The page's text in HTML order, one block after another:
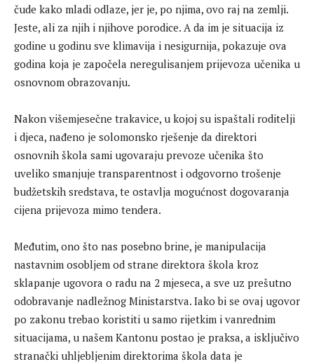
čude kako mladi odlaze, jer je, po njima, ovo raj na zemlji.
Jeste, ali za njih i njihove porodice. A da im je situacija iz
godine u godinu sve klimavija i nesigurnija, pokazuje ova
godina koja je započela neregulisanjem prijevoza učenika u
osnovnom obrazovanju.
Nakon višemjesečne trakavice, u kojoj su ispaštali roditelji
i djeca, nađeno je solomonsko rješenje da direktori
osnovnih škola sami ugovaraju prevoze učenika što
uveliko smanjuje transparentnost i odgovorno trošenje
budžetskih sredstava, te ostavlja mogućnost dogovaranja
cijena prijevoza mimo tendera.
Međutim, ono što nas posebno brine, je manipulacija
nastavnim osobljem od strane direktora škola kroz
sklapanje ugovora o radu na 2 mjeseca, a sve uz prešutno
odobravanje nadležnog Ministarstva. Iako bi se ovaj ugovor
po zakonu trebao koristiti u samo rijetkim i vanrednim
situacijama, u našem Kantonu postao je praksa, a isključivo
stranački uhljebljenim direktorima škola data je